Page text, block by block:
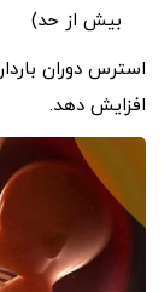
بیش از حد)
استرس دوران
افزایش دهد.